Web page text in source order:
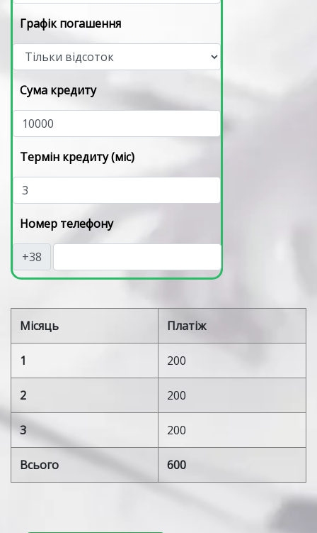
Графік погашення
Сума кредиту
Термін кредиту (міс)
Номер телефону
+38
Місяць Платіж
1 200
2 200
3 200
Всього 600